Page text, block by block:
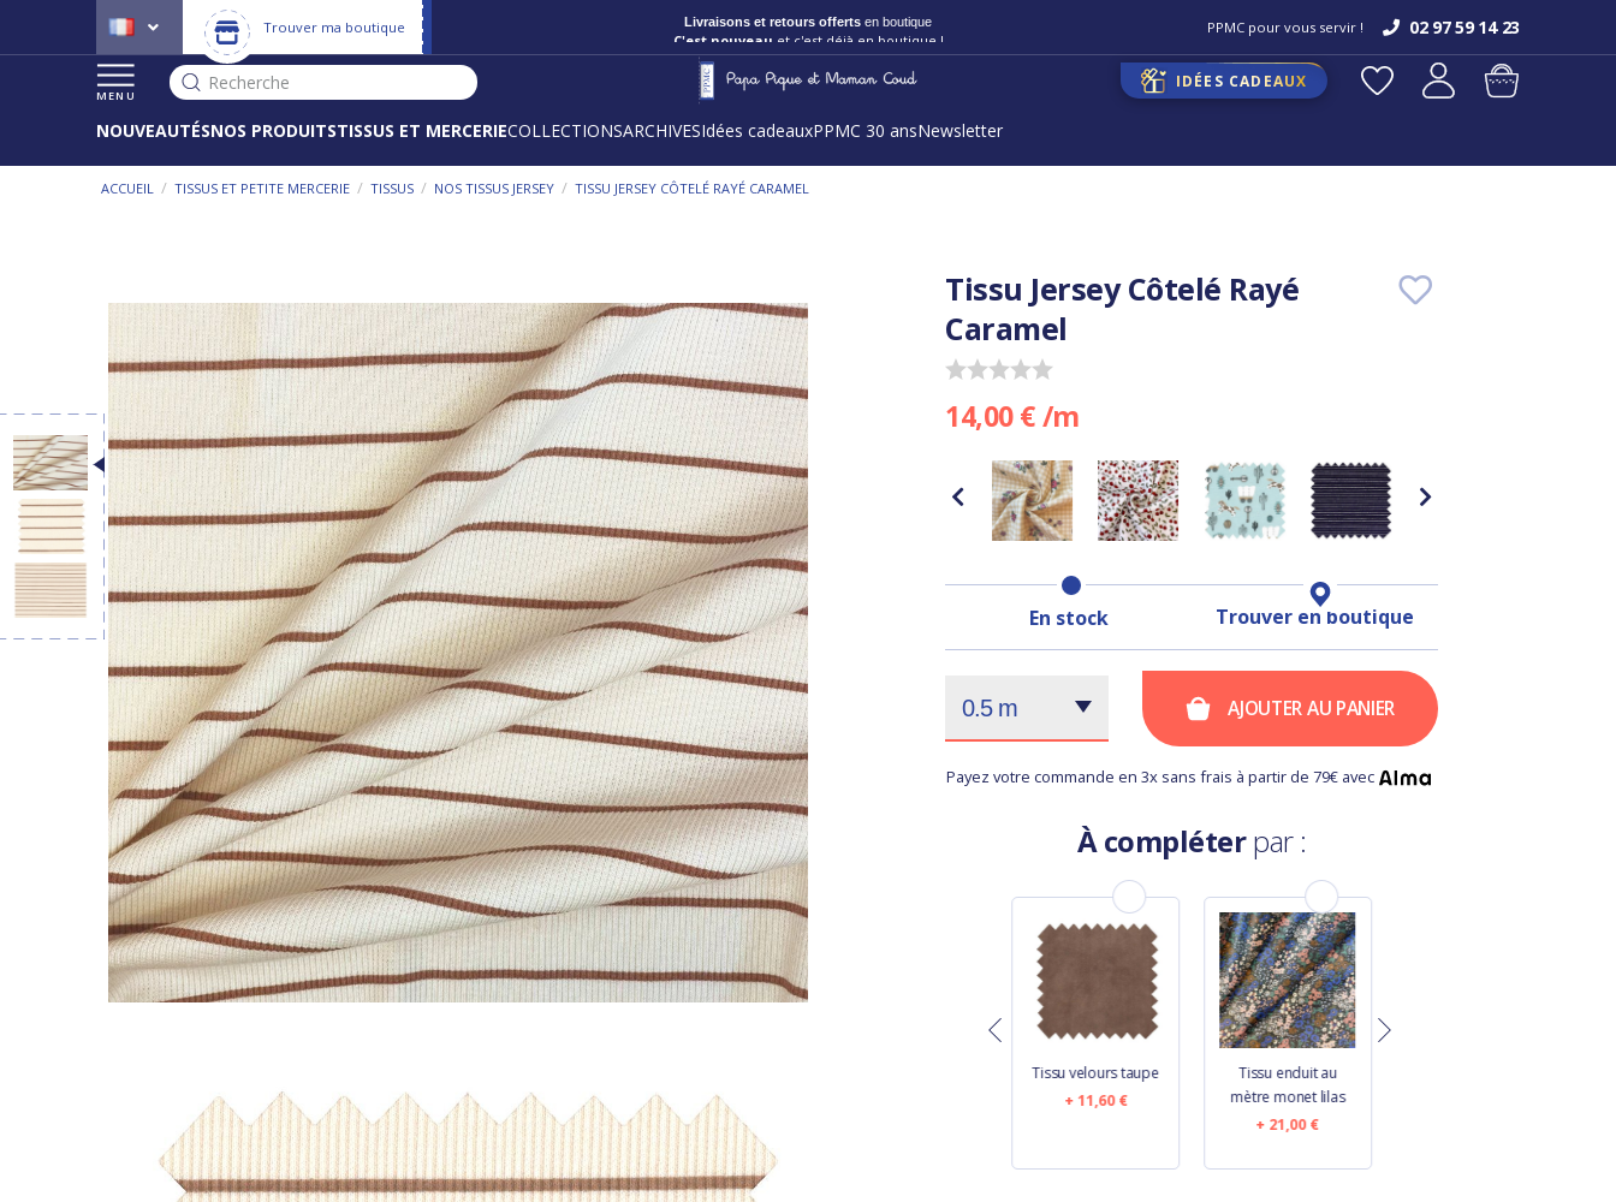
Trouver ma boutique
Livraisons et retours offerts en boutique
C'est nouveau et c'est déjà en boutique ! PPMC pour vous servir ! 02 97 59 14 23
MENU
Recherche IDÉES CADEAUX
NOUVEAUTÉSNOS PRODUITSTISSUS ET MERCERIECOLLECTIONSARCHIVESIdées cadeauxPPMC 30 ansNewsletter
ACCUEIL / TISSUS ET PETITE MERCERIE / TISSUS / NOS TISSUS JERSEY / TISSU JERSEY CÔTELÉ RAYÉ CARAMEL
Tissu Jersey Côtelé Rayé
Caramel
14,00 € /m
En stock Trouver en boutique
AJOUTER AU PANIER
Payez votre commande en 3x sans frais à partir de 79€ avec
À compléterpar :
bouquet ivoire
rouille
13,00 €
Tissu velours taupe
11,60 €
Tissu enduit au
mètre monet lilas
21,00 €